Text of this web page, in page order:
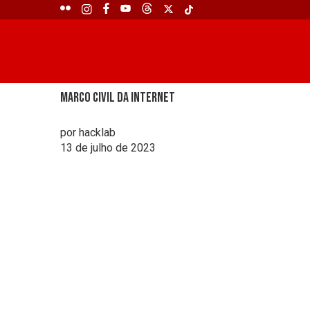
Marco Civil da Internet
por hacklab
13 de julho de 2023